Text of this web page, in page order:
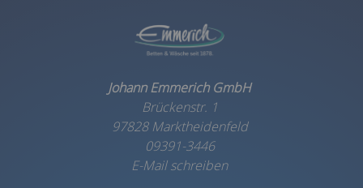
Johann Emmerich GmbH
Brückenstr. 1
97828 Marktheidenfeld
09391-3446
E-Mail schreiben